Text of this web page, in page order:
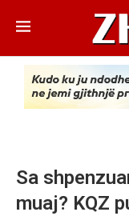
Sa
muaj? KQZ